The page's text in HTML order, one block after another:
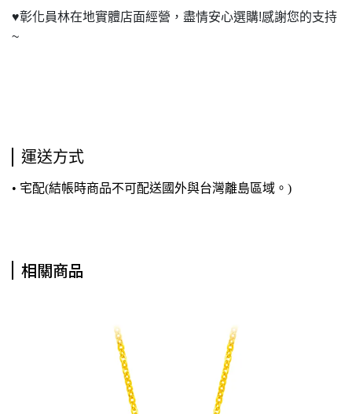
♥彰化員林在地實體店面經營，盡情安心選購!感謝您的支持
~
運送方式
• 宅配(結帳時商品不可配送國外與台灣離島區域。)
相關商品